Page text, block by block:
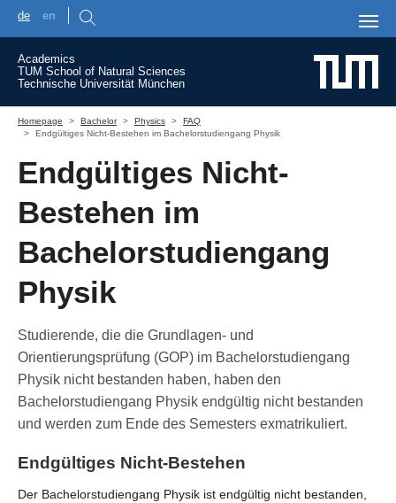
de en
Academics
TUM School of Natural Sciences
Technische Universität München
Homepage
Bachelor Physics
FAQ
Endgültiges Nicht-Bestehen im Bachelorstudiengang Physik
Endgültiges Nicht-
Bestehen im
Bachelorstudiengang
Physik
Studierende, die die Grundlagen- und
Orientierungsprüfung (GOP) im Bachelorstudiengang
Physik nicht bestanden haben, haben den
Bachelorstudiengang Physik endgültig nicht bestanden
und werden zum Ende des Semesters exmatrikuliert.
Endgültiges Nicht-Bestehen
Der Bachelorstudiengang Physik ist endgültig nicht bestanden,